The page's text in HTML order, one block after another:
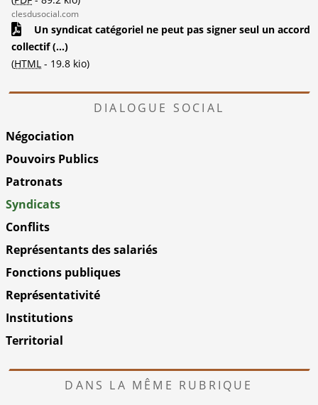
clesdusocial.com
Un syndicat catégoriel ne peut pas signer seul un accord
collectif (...)
(HTML - 19.8 kio)
DIALOGUE SOCIAL
Négociation
Pouvoirs Publics
Patronats
Syndicats
Conflits
Représentants des salariés
Fonctions publiques
Représentativité
Institutions
Territorial
DANS LA MÊME RUBRIQUE